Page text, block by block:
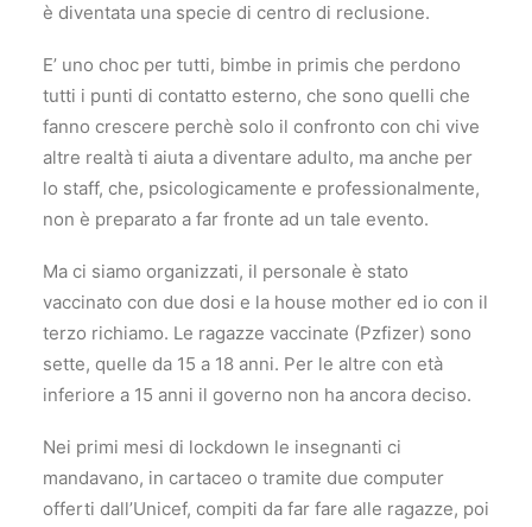
è diventata una specie di centro di reclusione.
E’ uno choc per tutti, bimbe in primis che perdono
tutti i punti di contatto esterno, che sono quelli che
fanno crescere perchè solo il confronto con chi vive
altre realtà ti aiuta a diventare adulto, ma anche per
lo staff, che, psicologicamente e professionalmente,
non è preparato a far fronte ad un tale evento.
Ma ci siamo organizzati, il personale è stato
vaccinato con due dosi e la house mother ed io con il
terzo richiamo. Le ragazze vaccinate (Pzfizer) sono
sette, quelle da 15 a 18 anni. Per le altre con età
inferiore a 15 anni il governo non ha ancora deciso.
Nei primi mesi di lockdown le insegnanti ci
mandavano, in cartaceo o tramite due computer
offerti dall’Unicef, compiti da far fare alle ragazze, poi